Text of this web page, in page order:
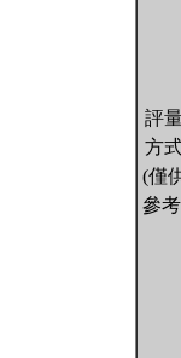
評
方
(僅
參